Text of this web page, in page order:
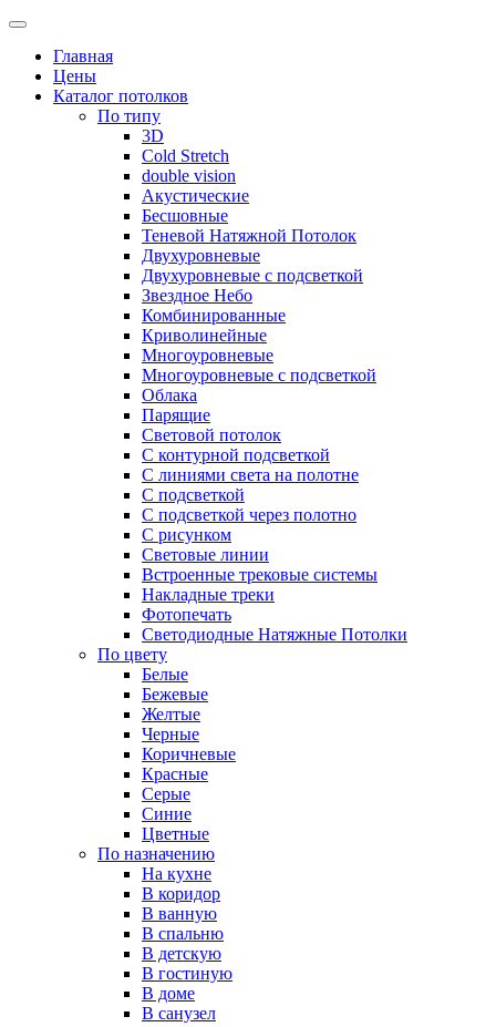
Skip
contentГлавная
Цены
Каталог потолков
По типу
3D
Cold Stretch
double vision
Акустические
Бесшовные
Теневой Натяжной Потолок
Двухуровневые
Двухуровневые с подсветкой
Звездное Небо
Комбинированные
Криволинейные
Многоуровневые
Многоуровневые с подсветкой
Облака
Парящие
Световой потолок
С контурной подсветкой
С линиями света на полотне
С подсветкой
С подсветкой через полотно
С рисунком
Световые линии
Встроенные трековые системы
Накладные треки
Фотопечать
Светодиодные Натяжные Потолки
По цвету
Белые
Бежевые
Желтые
Черные
Коричневые
Красные
Серые
Синие
Цветные
По назначению
На кухне
В коридор
В ванную
В спальню
В детскую
В гостиную
В доме
В санузел